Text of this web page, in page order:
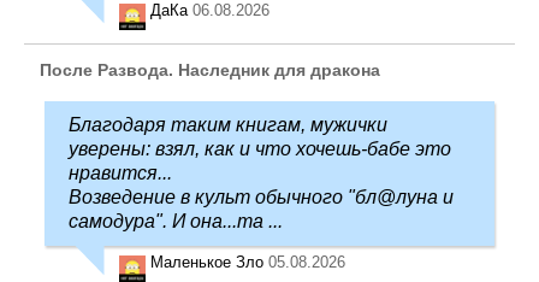
ДаКа 06.08.2026
После Развода. Наследник для дракона
Благодаря таким книгам, мужички
уверены: взял, как и что хочешь-бабе это
нравится...
Возведение в культ обычного "бл@луна и
самодура". И она...та ...
Маленькое Зло 05.08.2026